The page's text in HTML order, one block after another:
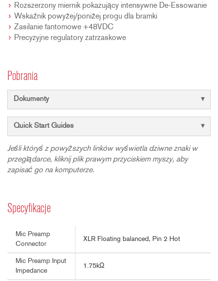
Rozszerzony miernik pokazujący intensywne De-Essowanie
Wskaźnik powyżej/poniżej progu dla bramki
Zasilanie fantomowe +48VDC
Precyzyjne regulatory zatrzaskowe
Pobrania
Dokumenty
Quick Start Guides
Jeśli któryś z powyższych linków wyświetla dziwne znaki w
przeglądarce, kliknij plik prawym przyciskiem myszy, aby
zapisać go na komputerze.
Specyfikacje
Mic Preamp
Connector
XLR Floating balanced, Pin 2 Hot
Mic Preamp Input
Impedance
1.75kΩ